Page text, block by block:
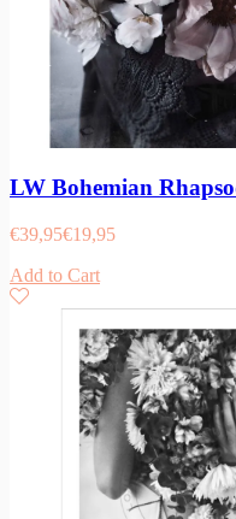
LW Bohemian
€39,95€19,95
Add to Cart